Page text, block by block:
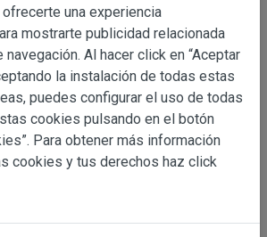
Condiciones Generales regulan la
del que es titular ALBERT
adelante, PERUSTOCKS).
de cualesquiera de los productos
una experiencia
mostrarte publicidad relacionada
Al hacer click en “Aceptar
la instalación de todas estas
puedes configurar el uso de todas
cookies pulsando en el botón
Para obtener más información
cookies y tus derechos haz click